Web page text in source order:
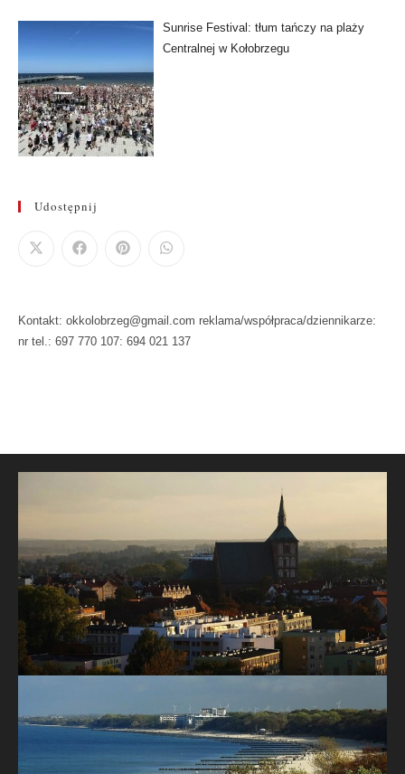
Sunrise Festival: tłum tańczy na plaży
Centralnej w Kołobrzegu
Udostępnij
Kontakt: okkolobrzeg@gmail.com reklama/współpraca/dziennikarze:
nr tel.: 697 770 107: 694 021 137